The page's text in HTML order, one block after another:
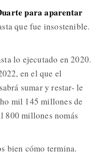
para aparentar
que fue insostenible.
lo ejecutado en 2020.
en el que el
sumar y restar- le
mil 145 millones de
800 millones nomás
bien cómo termina.